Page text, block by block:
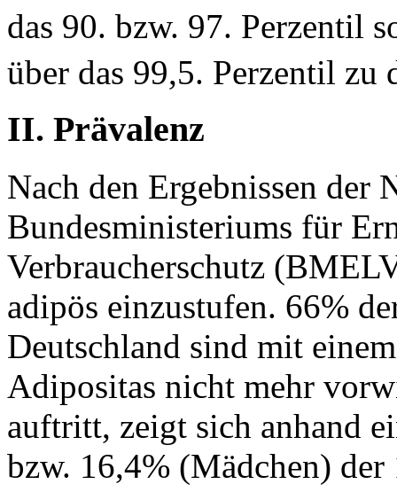
das 90. bzw. 97. Perzentil
über das 99,5. Perzentil zu
II. Prävalenz
Nach den Ergebnissen der
Bundesministeriums für
Verbraucherschutz
adipös einzustufen. 66%
Deutschland sind mit
Adipositas nicht mehr
auftritt, zeigt sich anhand
bzw. 16,4% (Mädchen)